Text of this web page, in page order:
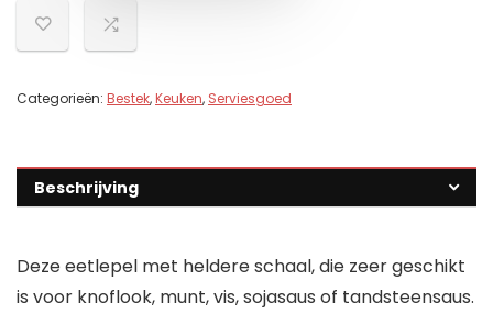
Categorieën: Bestek,Keuken, Serviesgoed
Beschrijving
Deze eetlepel met heldere schaal, die zeer geschikt
is voor knoflook, munt, vis, sojasaus of tandsteensaus.